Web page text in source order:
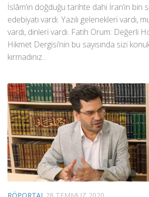
İslâm’ın doğduğu tarihte dahi İran’ın bin
edebiyatı vardı. Yazılı gelenekleri vardı,
vardı, dinleri vardı. Fatih Orum: Değerli
Hikmet Dergisi’nin bu sayısında sizi
kırmadınız...